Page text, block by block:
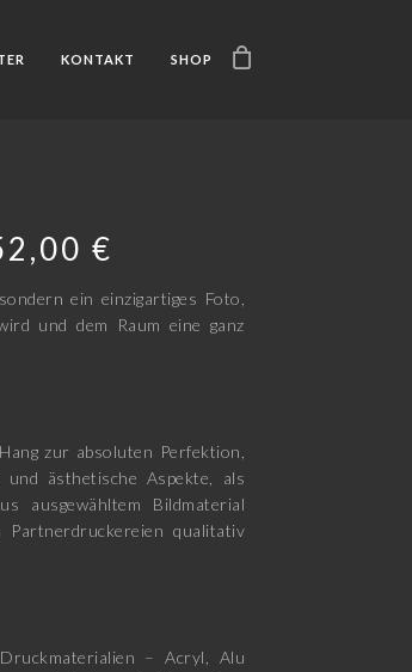
KONTAKT SHOP
€
ein einzigartiges Foto,
und dem Raum eine ganz
zur absoluten Perfektion,
ästhetische Aspekte, als
ausgewähltem Bildmaterial
qualitativ
– Acryl, Alu